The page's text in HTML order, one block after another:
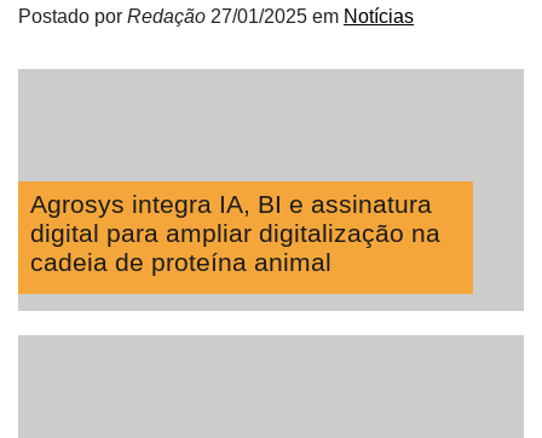
Postado por Redação 27/01/2025 em Notícias
Agrosys integra IA, BI e assinatura
digital para ampliar digitalização na
cadeia de proteína animal